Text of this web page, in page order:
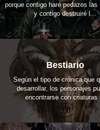
porque contigo haré pedazos las
y contigo destruiré l...
Bestiario
Según el tipo de crónica que
desarrollar, los personajes
encontrarse con criaturas